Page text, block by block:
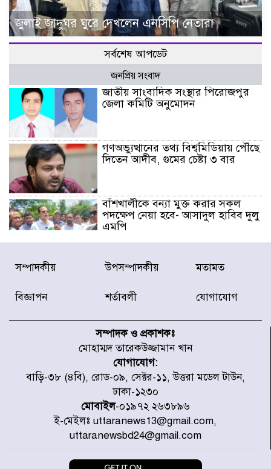
জুলাই জাদুঘর ঘুরে দেখলেন এনসিপি নেতারা
সর্বশেষ আপডেট
জনপ্রিয় সংবাদ
জাতীয় সাংবাদিক সংস্থার পিরোজপুর
জেলা কমিটি অনুমোদন
গণঅভ্যুত্থানের তথ্য বিশ্বমিডিয়ায় পৌঁছে
দিতেন আদীব, গুমের চেষ্টা ৩ বার
বাঁশখালীকে বন্যা মুক্ত করার সকল
পদক্ষেপ নেয়া হবে- আসাদুল হাবিব দুলু
এমপি
বিদ্যুৎ-জ্বালানি খাতে অস্থিরতা তৈরির
চেষ্টা করছে একটি চক্র : প্রধানমন্ত্রী
৫ আহত, চীনে বন্দর বন্ধ
চিকিৎসা খাতে জিডিপির ৫ শতাংশ
বরাদ্দের ঘোষণা স্থানীয় সরকার মন্ত্রীর
জুলাই জাদুঘর ঘুরে দেখলেন এনসিপি
নেতারা
সম্পাদকীয় উপসম্পাদকীয় মতামত
বিজ্ঞাপন শর্তাবলী যোগাযোগ
সম্পাদক ও প্রকাশকঃ
মোহাম্মদ তারেকউজ্জামান খান
যোগাযোগ:
বাড়ি-৩৮ (৪বি), রোড-০৯, সেক্টর-১১, উত্তরা মডেল টাউন,
ঢাকা-১২৩০
মোবাইল-০১৯৭২ ২৬৩৮৯৬
ই-মেইলঃ uttaranews13@gmail.com,
uttaranewsbd24@gmail.com